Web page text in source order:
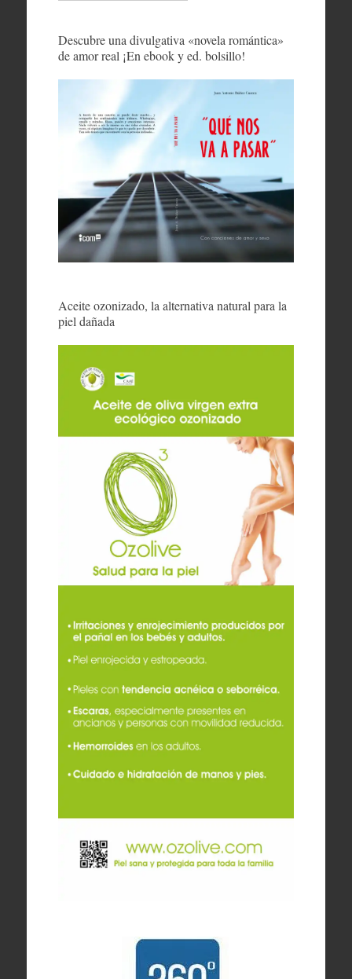
Descubre una divulgativa «novela romántica»
de amor real ¡En ebook y ed. bolsillo!
Aceite ozonizado, la alternativa natural para la
piel dañada